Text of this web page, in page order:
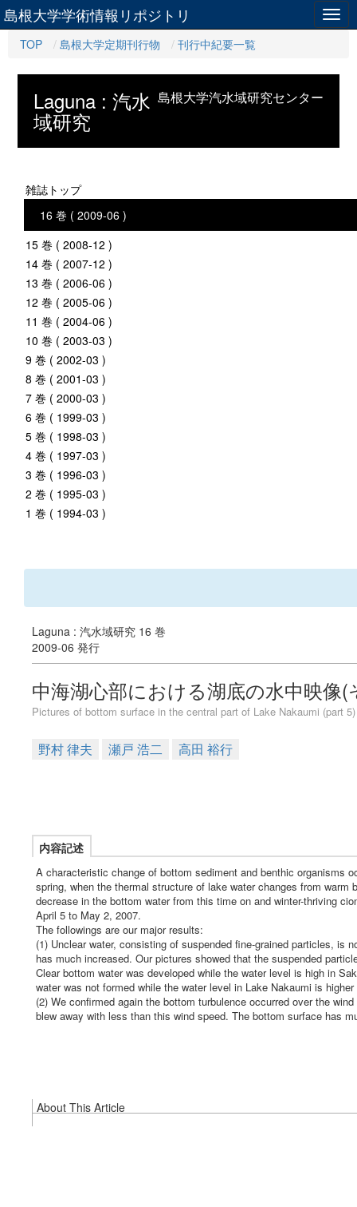
島根大学学術情報リポジトリ
TOP 島根大学定期刊行物 刊行中紀要一覧
島根大学汽水域研究センター
Laguna : 汽水
域研究
雑誌トップ
16 巻 ( 2009-06 )
15 巻 ( 2008-12 )
14 巻 ( 2007-12 )
13 巻 ( 2006-06 )
12 巻 ( 2005-06 )
11 巻 ( 2004-06 )
10 巻 ( 2003-03 )
9 巻 ( 2002-03 )
8 巻 ( 2001-03 )
7 巻 ( 2000-03 )
6 巻 ( 1999-03 )
5 巻 ( 1998-03 )
4 巻 ( 1997-03 )
3 巻 ( 1996-03 )
2 巻 ( 1995-03 )
1 巻 ( 1994-03 )
Laguna : 汽水域研究 16 巻
2009-06 発行
中海湖心部における湖底の水中映像
Pictures of bottom surface in the central part of Lake Nakaumi (part
野村 律夫 瀬戸 浩二 高田 裕行
内容記述
A characteristic change of bottom sediment and benthic organisms
spring, when the thermal structure of lake water changes from
decrease in the bottom water from this time on and winter-thriving
April 5 to May 2, 2007.
The followings are our major results:
(1) Unclear water, consisting of suspended fine-grained particles, is
has much increased. Our pictures showed that the suspended
Clear bottom water was developed while the water level is high in
water was not formed while the water level in Lake Nakaumi is
(2) We confirmed again the bottom turbulence occurred over the
blew away with less than this wind speed. The bottom surface has
About This Article